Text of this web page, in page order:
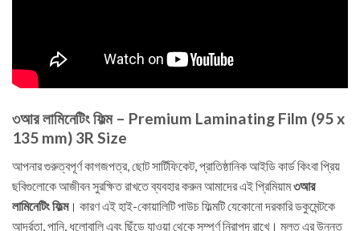
৩আর লামিনেটিং ফিল্ম – Premium Laminating Film (95 x
135 mm) 3R Size
আপনার গুরুত্বপূর্ণ কাগজপত্র, ছোট সার্টিফিকেট, প্রাতিষ্ঠানিক আইডি কার্ড কিংবা প্রিয়
ছবিগুলোকে আজীবন সুরক্ষিত রাখতে ব্যবহার করুন আমাদের এই প্রিমিয়াম৩আর
লামিনেটিং ফিল্ম। কারণ এই হাই-কোয়ালিটি পাউচ ফিল্মটি যেকোনো দরকারি ডকুমেন্টকে
আর্দ্রতা, পানি, ধুলোবালি এবং ছিঁড়ে যাওয়া থেকে সম্পূর্ণ নিরাপদ রাখে। মূলত এর উন্নত